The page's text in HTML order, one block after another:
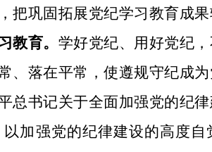
把巩固拓展党纪学习教育成
教育。 学好党纪、用好党纪
、落在平常，使遵规守纪成
总书记关于全面加强党的纪
加强党的纪律建设的高度自